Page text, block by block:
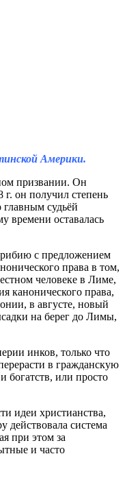
Америки.
призвании. Он
г. он получил степень
главным судьёй
времени оставалась
с предложением
права в том,
человеке в Лиме,
канонического права,
в августе, новый
на берег до Лимы,
инков, только что
в гражданскую
богатств, или просто
идеи христианства,
действовала система
при этом за
и часто